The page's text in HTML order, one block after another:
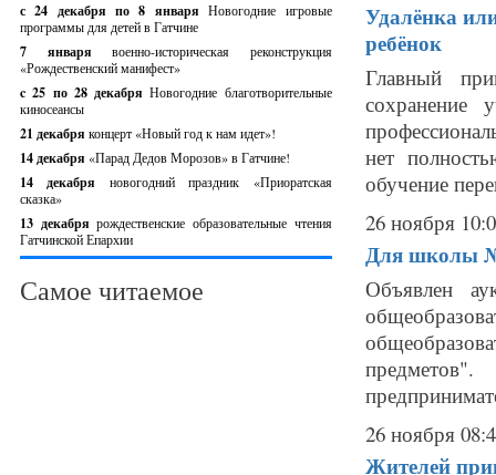
с 24 декабря по 8 январяНовогодние игровые
программы для детей в Гатчине
7 январявоенно-историческая реконструкция
«Рождественский манифест»
c 25 по 28 декабряНовогодние благотворительные
киносеансы
21 декабря концерт «Новый год к нам идет»!
14 декабря «Парад Дедов Морозов» в Гатчине!
14 декабря новогодний праздник «Приоратская
сказка»
13 декабрярождественские образовательные чтения
Гатчинской Епархии
Самое читаемое
Удалёнка
ребёнок
Главный
сохранение
нет
обучение
26 ноября
Для школы №
Объявлен
26 ноября
Жителей